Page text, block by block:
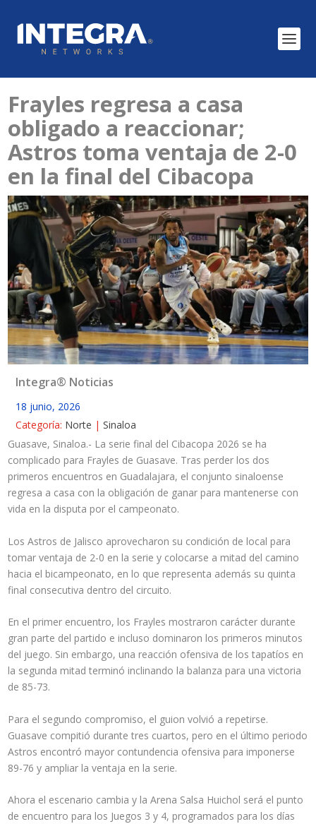
Frayles regresa a casa
obligado a reaccionar;
Astros toma ventaja de 2-0
en la final del Cibacopa
Integra® Noticias
18 junio, 2026
Categoría: Norte |Sinaloa
Guasave, Sinaloa.- La serie final del Cibacopa 2026 se ha
complicado para Frayles de Guasave. Tras perder los dos
primeros encuentros en Guadalajara, el conjunto sinaloense
regresa a casa con la obligación de ganar para mantenerse con
vida en la disputa por el campeonato.
Los Astros de Jalisco aprovecharon su condición de local para
tomar ventaja de 2-0 en la serie y colocarse a mitad del camino
hacia el bicampeonato, en lo que representa además su quinta
final consecutiva dentro del circuito.
En el primer encuentro, los Frayles mostraron carácter durante
gran parte del partido e incluso dominaron los primeros minutos
del juego. Sin embargo, una reacción ofensiva de los tapatíos en
la segunda mitad terminó inclinando la balanza para una victoria
de 85-73.
Para el segundo compromiso, el guion volvió a repetirse.
Guasave compitió durante tres cuartos, pero en el último periodo
Astros encontró mayor contundencia ofensiva para imponerse
89-76 y ampliar la ventaja en la serie.
Ahora el escenario cambia y la Arena Salsa Huichol será el punto
de encuentro para los Juegos 3 y 4, programados para los días